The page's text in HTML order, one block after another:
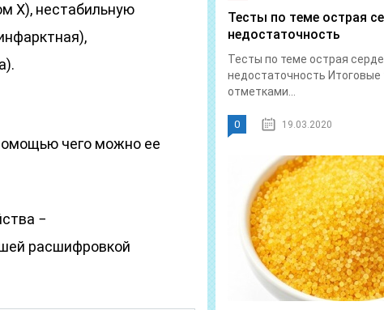
Х), нестабильную
чего можно ее
−
расшифровкой
Тесты по теме острая
недостаточность
Тесты по теме острая
недостаточность Итоговые
отметками...
0 19.03.2020